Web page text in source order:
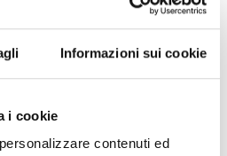
Informazioni sui cookie
i cookie
contenuti ed
in acciaio inox
protezione antigoccia
x 560 h